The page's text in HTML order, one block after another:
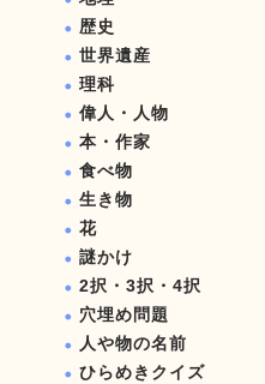
歴史
世界遺産
理科
偉人・人物
本・作家
食べ物
生き物
花
謎かけ
2択・3択・4択
穴埋め問題
人や物の名前
ひらめきクイズ